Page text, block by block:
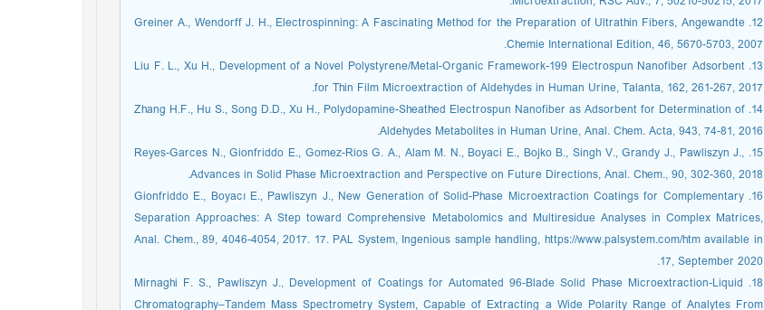
12. Greiner A., Wendorff J. H., Electrospinning: A Fascinating Method for the Preparation of Ultrathin Fibers, Angewandte
Chemie International Edition, 46, 5670-5703, 2007.
13. Liu F. L., Xu H., Development of a Novel Polystyrene/Metal-Organic Framework-199 Electrospun Nanofiber Adsorbent
for Thin Film Microextraction of Aldehydes in Human Urine, Talanta, 162, 261-267, 2017.
14. Zhang H.F., Hu S., Song D.D., Xu H., Polydopamine-Sheathed Electrospun Nanofiber as Adsorbent for Determination of
Aldehydes Metabolites in Human Urine, Anal. Chem. Acta, 943, 74-81, 2016.
15. Reyes-Garces N., Gionfriddo E., Gomez-Rios G. A., Alam M. N., Boyaci E., Bojko B., Singh V., Grandy J., Pawliszyn J.,
Advances in Solid Phase Microextraction and Perspective on Future Directions, Anal. Chem., 90, 302-360, 2018.
16. Gionfriddo E., Boyacı E., Pawliszyn J., New Generation of Solid-Phase Microextraction Coatings for Complementary
Separation Approaches: A Step toward Comprehensive Metabolomics and Multiresidue Analyses in Complex Matrices,
Anal. Chem., 89, 4046-4054, 2017. 17. PAL System, Ingenious sample handling, https://www.palsystem.com/htm available in
17, September 2020.
18. Mirnaghi F. S., Pawliszyn J., Development of Coatings for Automated 96-Blade Solid Phase Microextraction-Liquid
Chromatography–Tandem Mass Spectrometry System, Capable of Extracting a Wide Polarity Range of Analytes From